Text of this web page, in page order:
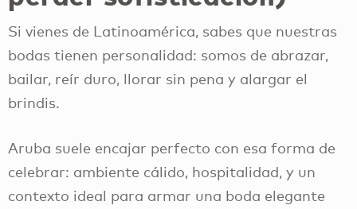
Si vienes de Latinoamérica, sabes que nuestras
bodas tienen personalidad: somos de abrazar,
bailar, reír duro, llorar sin pena y alargar el
brindis.
Aruba suele encajar perfecto con esa forma de
celebrar: ambiente cálido, hospitalidad, y un
contexto ideal para armar una boda elegante